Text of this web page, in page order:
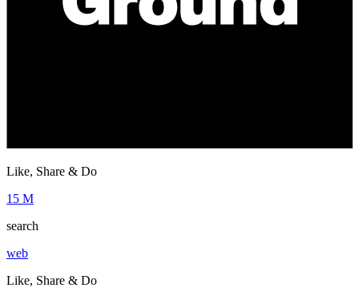
Like, Share & Do
15 M
search
web
Like, Share & Do